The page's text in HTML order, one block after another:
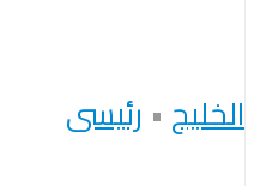
الخليج • رئيسى